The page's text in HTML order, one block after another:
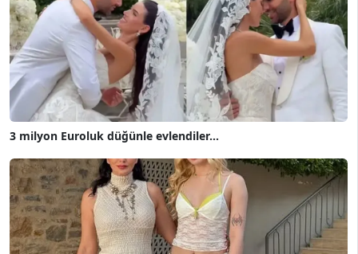
3 milyon Euroluk düğünle evlendiler...